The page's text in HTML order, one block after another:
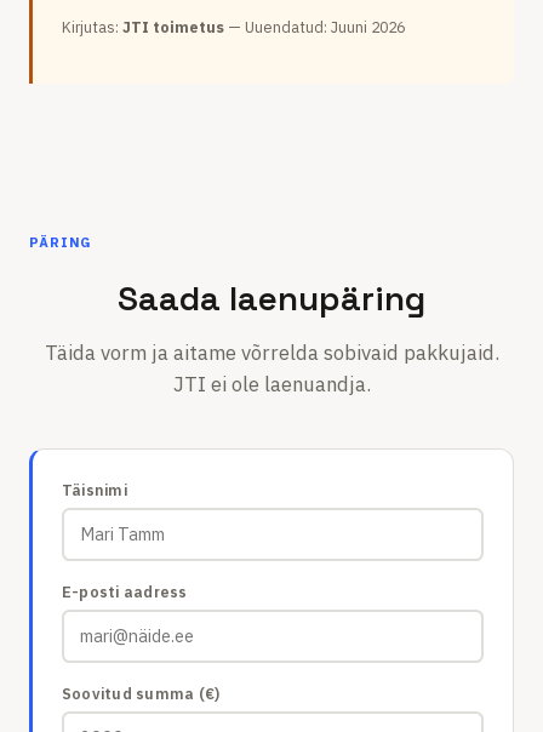
Kirjutas: JTI toimetus — Uuendatud: Juuni 2026
PÄRING
Saada laenupäring
Täida vorm ja aitame võrrelda sobivaid pakkujaid.
JTI ei ole laenuandja.
Täisnimi
E-posti aadress
Soovitud summa (€)